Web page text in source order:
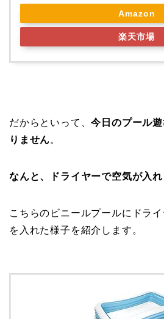
Amazon
楽天市場
だからといって、今日のプール
りません。
なんと、ドライヤーで空気が入れ
こちらのビニールプールにドラ
を入れた様子を紹介します。